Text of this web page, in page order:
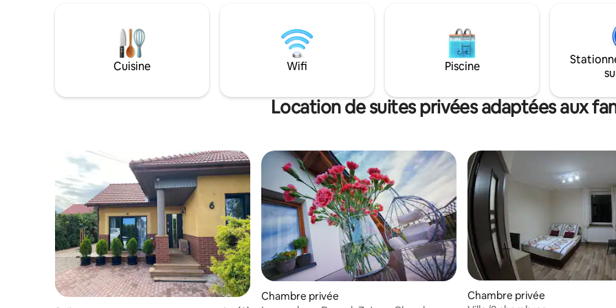
réfrigérateur , ainsi que de la
climatisation. Nous vous invitons non
seulement pendant la période des fêtes,
froids !
climatisation. Nous vous invitons non
seulement pendant la période des fêtes,
mais aussi pendant les mois les plus frais !
climatisation. Nous vous
seulement pendant la période
mais aussi pendant les mois les
Cuisine Wifi Piscine
Location de suites privées adaptées aux
Chambre privée
Chambre privée